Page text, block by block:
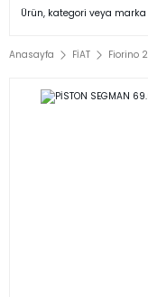
Anasayfa FİAT Fiorino